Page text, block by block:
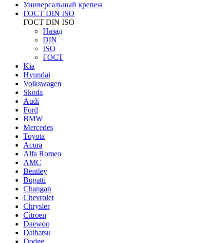
Универсальный крепеж
ГОСТ DIN ISO
ГОСТ DIN ISO
Назад
DIN
ISO
ГОСТ
Kia
Hyundai
Volkswagen
Skoda
Audi
Ford
BMW
Mercedes
Toyota
Acura
Alfa Romeo
AMC
Bentley
Bugatti
Changan
Chevrolet
Chrysler
Citroen
Daewoo
Daihatsu
Dodge